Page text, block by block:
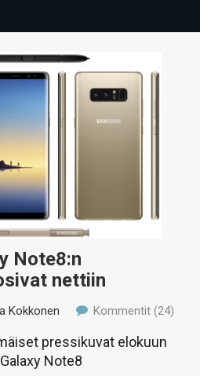
Note8:n
nettiin
Kokkonen Kommentit (24)
pressikuvat elokuun
Note8